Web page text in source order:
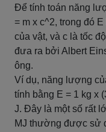
Để tính toán năng
= m x c^2, trong đó
của vật, và c là tốc
đưa ra bởi Albert
ông.
Ví dụ, năng lượng
tính bằng E = 1 kg x
J. Đây là một số rất
MJ thường được sử